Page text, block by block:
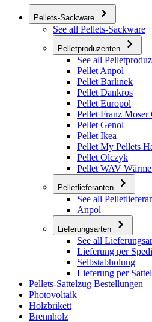
Pellets-Sackware
See all Pellets-Sackware
Pelletproduzenten
See all
Pellet Anpol
Pellet Barlinek
Pellet Dankros
Pellet Europol
Pellet Franz Moser
Pellet Genol
Pellet Ikea
Pellet My Pellets
Pellet Olczyk
Pellet WAV
Pelletlieferanten
See all
Anpol
Lieferungsarten
See all
Lieferung per
Selbstabholung
Lieferung per
Pellets-Sattelzug Bestellungen
Photovoltaik
Holzbrikett
Brennholz